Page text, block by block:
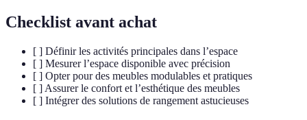
Checklist avant achat
[ ] Définir les activités principales dans l’espace
[ ] Mesurer l’espace disponible avec précision
[ ] Opter pour des meubles modulables et pratiques
[ ] Assurer le confort et l’esthétique des meubles
[ ] Intégrer des solutions de rangement astucieuses